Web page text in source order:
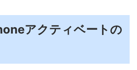
アクティベートの